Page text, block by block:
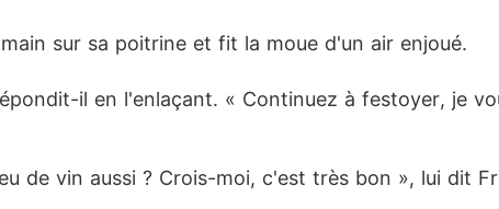
sur sa poitrine et fit la moue d'un air enjoué.
il en l'enlaçant. « Continuez à festoyer, je
de vin aussi ? Crois-moi, c'est très bon », lui dit